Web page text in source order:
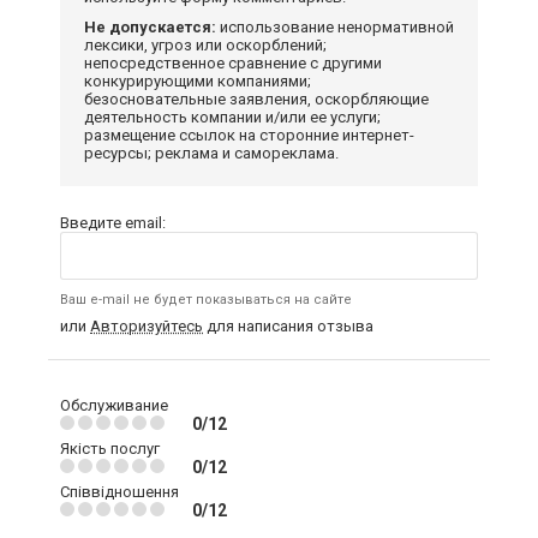
Не допускается: использование ненормативной
лексики, угроз или оскорблений;
непосредственное сравнение с другими
конкурирующими компаниями;
безосновательные заявления, оскорбляющие
деятельность компании и/или ее услуги;
размещение ссылок на сторонние интернет-
ресурсы; реклама и самореклама.
Введите email:
Ваш e-mail не будет показываться на сайте
или Авторизуйтесь для написания отзыва
Обслуживание
0/12
Якість послуг
0/12
Співвідношення
0/12